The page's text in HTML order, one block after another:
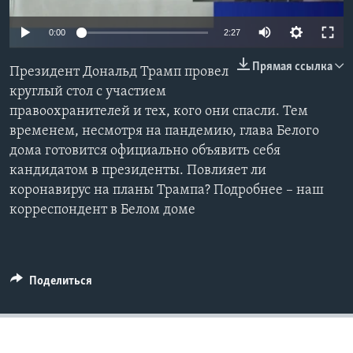
Learning English
СОЦИАЛЬНЫЕ СЕТИ
Языки
0:00 2:27
Прямая ссылка
Президент Дональд Трамп провел
круглый стол с участием
правоохранителей и тех, кого они спасли. Тем
временем, несмотря на пандемию, глава Белого
дома готовится официально объявить себя
кандидатом в президенты. Повлияет ли
коронавирус на планы Трампа? Подробнее – наш
корреспондент в Белом доме
Поделиться